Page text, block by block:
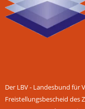
Der LBV - Landesbund für
Freistellungsbescheid des